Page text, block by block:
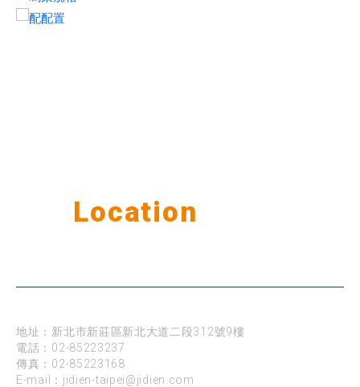
Location
地址：新北市新莊區新北大道二段312號9樓
電話： 02-85223237
傳真：02-85223168
E-mail： jidien-taipei@jidien.com